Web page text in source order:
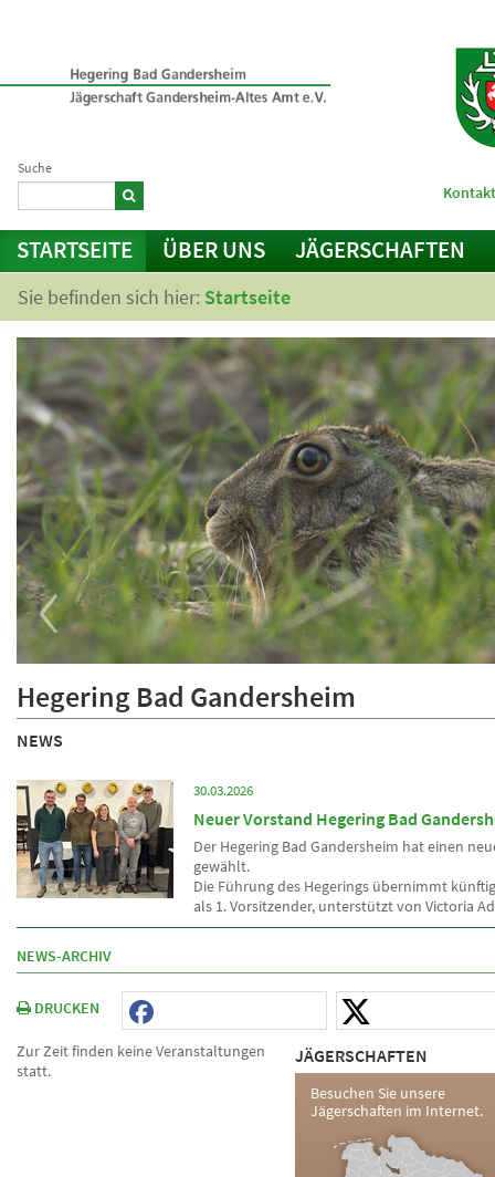
Suche
STARTSEITE ÜBER UNS JÄGERSCHAFTEN
Sie befinden sich hier: Startseite
Über uns
Informationen über den Hegering
‹
Hegering Bad Gandersheim
NEWS
30.03.2026
Neuer Vorstand Hegering Bad
Der Hegering Bad Gandersheim hat einen
gewählt.
Die Führung des Hegerings übernimmt
als 1. Vorsitzender, unterstützt von Victoria
NEWS-ARCHIV
DRUCKEN
Zur Zeit finden keine Veranstaltungen
statt.
JÄGERSCHAFTEN
Besuchen Sie unsere
Jägerschaften im Internet.